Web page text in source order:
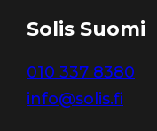
Solis Suomi
010 337 8380
info@solis.fi